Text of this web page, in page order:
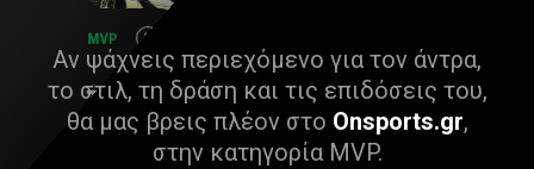
Αν ψάχνεις περιεχόμενο για τον άντρα,
το στιλ, τη δράση και τις επιδόσεις του,
θα μας βρεις πλέον στο Onsports.gr,
στην κατηγορία MVP.